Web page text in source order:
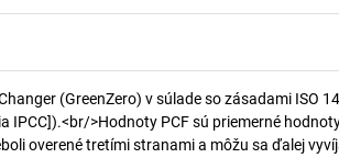
(GreenZero) v súlade so zásadami ISO
IPCC]).<br/>Hodnoty PCF sú priemerné
overené tretími stranami a môžu sa ďalej